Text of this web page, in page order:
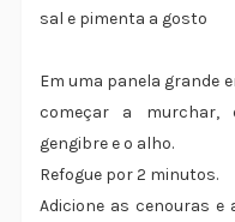
sal e pimenta a gosto
Em uma panela grande
começar a murchar,
gengibre e o alho.
Refogue por 2 minutos.
Adicione as cenouras e